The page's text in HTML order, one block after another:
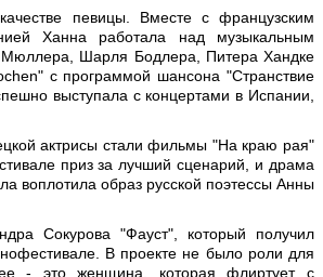
певицы. Вместе с французским
Ханна работала над музыкальным
Мюллера, Шарля Бодлера, Питера Хандке
с программой шансона "Странствие
выступала с концертами в Испании,
актрисы стали фильмы "На краю рая"
приз за лучший сценарий, и драма
воплотила образ русской поэтессы Анны
Сокурова "Фауст", который получил
В проекте не было роли для
- это женщина, которая флиртует с